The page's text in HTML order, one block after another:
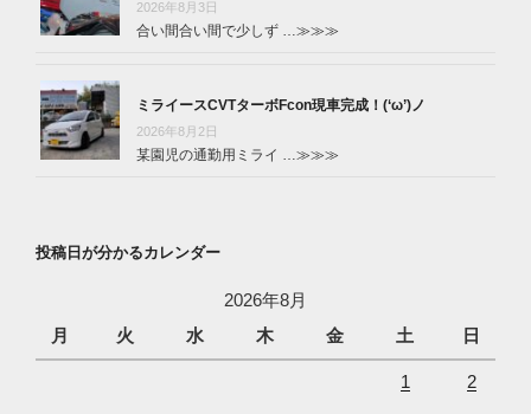
2026年8月3日
合い間合い間で少しず …≫≫≫
ミライースCVTターボFcon現車完成！(‘ω’)ノ
2026年8月2日
某園児の通勤用ミライ …≫≫≫
投稿日が分かるカレンダー
2026年8月
月
火 水 木 金 土 日
1 2